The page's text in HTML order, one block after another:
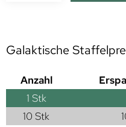
Galaktische
Anzahl
1 Stk
10 Stk